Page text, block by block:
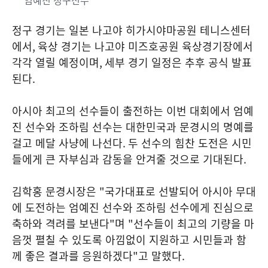
정구 경기는 일본 나고야 히가시야마공원 테니스센터
에서, 육상 경기는 나고야 미즈호공원 육상경기장에서
각각 열릴 예정이며, 세부 경기 일정은 추후 공식 발표
된다.
아시아 최고의 선수들이 출전하는 이번 대회에서 엄예
진 선수와 조하림 선수는 대한민국과 문경시의 명예를
걸고 메달 사냥에 나선다. 두 선수의 힘찬 도전은 시민
들에게 큰 자부심과 감동을 안겨줄 것으로 기대된다.
김학홍 문경시장은 "국가대표로 선발되어 아시아 무대
에 도전하는 엄예진 선수와 조하림 선수에게 진심으로
축하와 격려를 보낸다"며 "선수들이 최고의 기량을 마
음껏 펼칠 수 있도록 아낌없이 지원하고 시민들과 함
께 좋은 결과를 응원하겠다"고 말했다.